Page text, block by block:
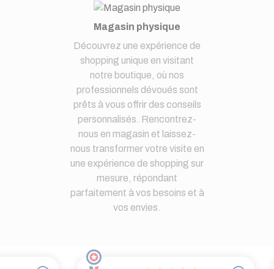
Magasin physique
Découvrez une expérience de
shopping unique en visitant
notre boutique, où nos
professionnels dévoués sont
prêts à vous offrir des conseils
personnalisés. Rencontrez-
nous en magasin et laissez-
nous transformer votre visite en
une expérience de shopping sur
mesure, répondant
parfaitement à vos besoins et à
vos envies.